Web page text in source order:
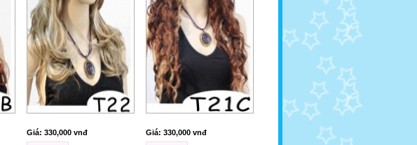
Giá: 330,000 vnđ Giá: 330,000 vnđ